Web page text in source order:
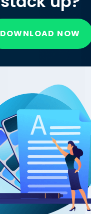
DOWNLOAD NOW